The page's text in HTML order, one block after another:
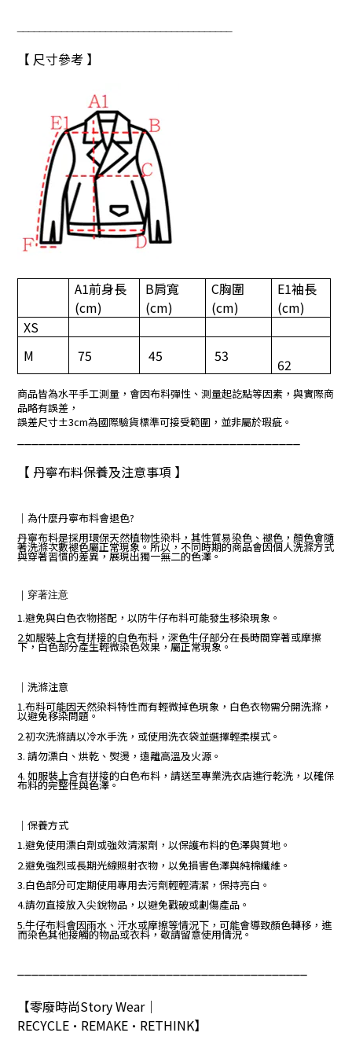
【 尺寸參考 】
A1前身長
(cm)
B肩寬
(cm)
C胸圍
(cm)
E1袖長
(cm)
XS
M
75 45 53 62
商品皆為水平手工測量，會因布料彈性、測量起訖點等因素，與實際商
品略有誤差，
誤差尺寸±3cm為國際驗貨標準可接受範圍，並非屬於瑕疵。
【 丹寧布料保養及注意事項 】
｜ 為什麼丹寧布料會退色?
丹寧布料是採用環保天然植物性染料，其性質易染色、褪色，顏色會隨
著洗滌次數褪色屬正常現象。所以，不同時期的商品會因個人洗滌方式
與穿著習慣的差異，展現出獨一無二的色澤。
｜ 穿著注意
1.避免與白色衣物搭配，以防牛仔布料可能發生移染現象。
2.如服裝上含有拼接的白色布料，深色牛仔部分在長時間穿著或摩擦
下，白色部分產生輕微染色效果，屬正常現象。
｜ 洗滌注意
1.布料可能因天然染料特性而有輕微掉色現象，白色衣物需分開洗滌，
以避免移染問題。
2.初次洗滌請以冷水手洗，或使用洗衣袋並選擇輕柔模式。
3. 請勿漂白、烘乾、熨燙，遠離高溫及火源。
4. 如服裝上含有拼接的白色布料，請送至專業洗衣店進行乾洗，以確保
布料的完整性與色澤。
｜保養方式
1.避免使用漂白劑或強效清潔劑，以保護布料的色澤與質地。
2.避免強烈或長期光線照射衣物，以免損害色澤與純棉纖維。
3.白色部分可定期使用專用去污劑輕輕清潔，保持亮白。
4.請勿直接放入尖銳物品，以避免戳破或劃傷產品。
5.牛仔布料會因雨水、汗水或摩擦等情況下，可能會導致顏色轉移，進
而染色其他接觸的物品或衣料，敬請留意使用情況。
【零廢時尚Story Wear｜
RECYCLE•REMAKE•RETHINK】